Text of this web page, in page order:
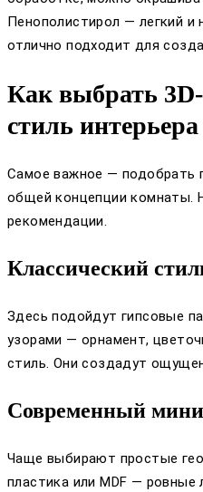
Пенополистирол — легкий и
отлично подходит для
Как выбрать
стиль интерьера
Самое важное — подобрать
общей концепции комнаты.
рекомендации.
Классический
Здесь подойдут гипсовые
узорами — орнамент,
стиль. Они создадут
Современный
Чаще выбирают простые
пластика или MDF — ровные